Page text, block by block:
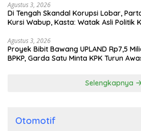
Agustus 3, 2026
Di Tengah Skandal Korupsi Lobar,
Kursi Wabup, Kasta: Watak Asli Politik
Agustus 3, 2026
Proyek Bibit Bawang UPLAND Rp7,5
BPKP, Garda Satu Minta KPK Turun
Selengkapnya
Otomotif